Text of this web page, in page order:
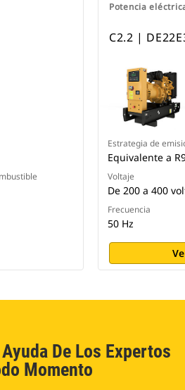
Potencia
C2.2 |
Estrategia de
Equivalente a
Voltaje
De 200 a 400
Frecuencia
50 Hz
De Los Expertos
Momento